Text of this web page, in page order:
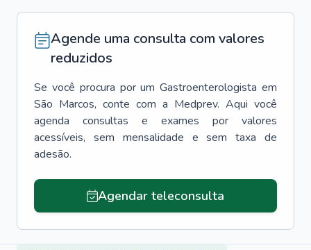
Agende uma consulta com valores
reduzidos
Se você procura por um Gastroenterologista em
São Marcos, conte com a Medprev. Aqui você
agenda consultas e exames por valores
acessíveis, sem mensalidade e sem taxa de
adesão.
Agendar teleconsulta